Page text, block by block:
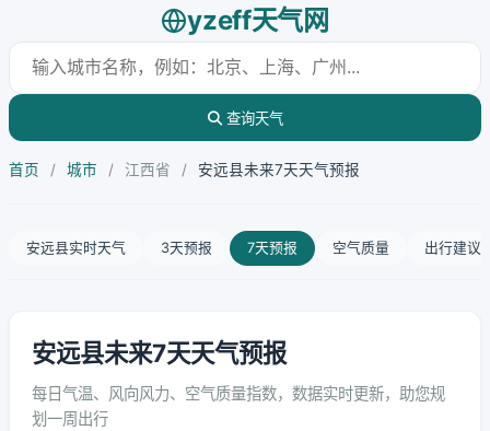
yzeff天气网
查询天气
首页 / 城市 / 江西省 / 安远县未来7天天气预报
安远县实时天气 3天预报 7天预报 空气质量 出行建议
安远县未来7天天气预报
每日气温、风向风力、空气质量指数，数据实时更新，助您规
划一周出行